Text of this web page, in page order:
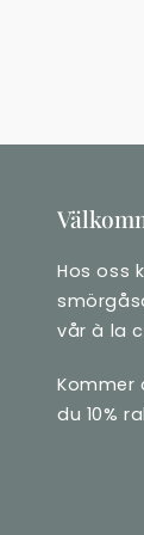
Hos oss
vår à la
Kommer
du 10%